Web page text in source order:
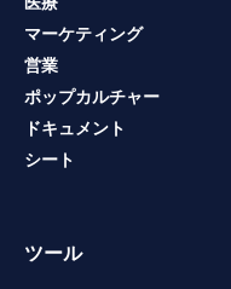
マーケティング
営業
ポップカルチャー
ドキュメント
シート
ツール